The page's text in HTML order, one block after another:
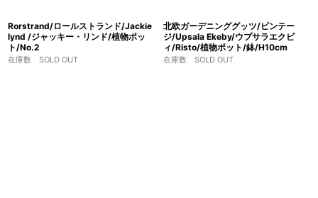
Rorstrand/ロールストランド/Jackie
lynd /ジャッキー・リンド/植物ポッ
ト/No.2
在庫数 SOLD OUT
北欧ガーデニンググッツ/ビンテー
ジ/Upsala Ekeby/ウプサラエクビ
ィ/Risto/植物ポット/鉢/H10cm
在庫数 SOLD OUT